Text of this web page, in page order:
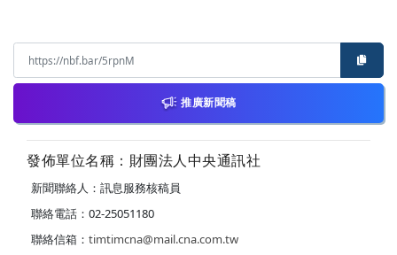
推廣新聞稿
發佈單位名稱：財團法人中央通訊社
新聞聯絡人：訊息服務核稿員
聯絡電話：02-25051180
聯絡信箱： timtimcna@mail.cna.com.tw